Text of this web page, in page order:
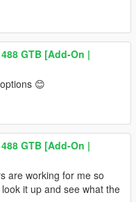
GTB [Add-On |
😊
GTB [Add-On |
are working for me so
it up and see what the